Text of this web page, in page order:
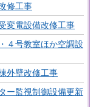
修工事
変電設備改修工事
４号教室ほか空調設
外壁改修工事
ー監視制御設備更新